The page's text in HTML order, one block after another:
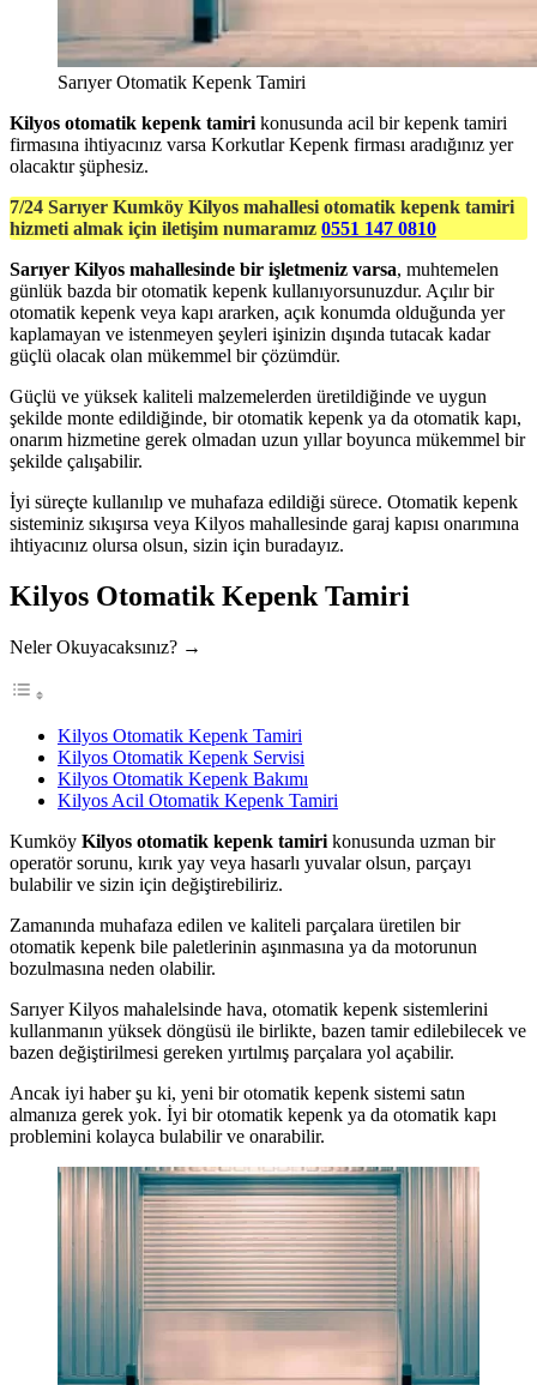
Sarıyer Otomatik Kepenk Tamiri
Kilyos otomatik kepenk tamiri konusunda acil bir kepenk tamiri
firmasına ihtiyacınız varsa Korkutlar Kepenk firması aradığınız yer
olacaktır şüphesiz.
7/24 Sarıyer Kumköy Kilyos mahallesi otomatik kepenk tamiri
hizmeti almak için iletişim numaramız 0551 147 0810
Sarıyer Kilyos mahallesinde bir işletmeniz varsa, muhtemelen
günlük bazda bir otomatik kepenk kullanıyorsunuzdur. Açılır bir
otomatik kepenk veya kapı ararken, açık konumda olduğunda yer
kaplamayan ve istenmeyen şeyleri işinizin dışında tutacak kadar
güçlü olacak olan mükemmel bir çözümdür.
Güçlü ve yüksek kaliteli malzemelerden üretildiğinde ve uygun
şekilde monte edildiğinde, bir otomatik kepenk ya da otomatik kapı,
onarım hizmetine gerek olmadan uzun yıllar boyunca mükemmel bir
şekilde çalışabilir.
İyi süreçte kullanılıp ve muhafaza edildiği sürece. Otomatik kepenk
sisteminiz sıkışırsa veya Kilyos mahallesinde garaj kapısı onarımına
ihtiyacınız olursa olsun, sizin için buradayız.
Kilyos Otomatik Kepenk Tamiri
Neler Okuyacaksınız? →
Kilyos Otomatik Kepenk Tamiri
Kilyos Otomatik Kepenk Servisi
Kilyos Otomatik Kepenk Bakımı
Kilyos Acil Otomatik Kepenk Tamiri
Kumköy Kilyos otomatik kepenk tamiri konusunda uzman bir
operatör sorunu, kırık yay veya hasarlı yuvalar olsun, parçayı
bulabilir ve sizin için değiştirebiliriz.
Zamanında muhafaza edilen ve kaliteli parçalara üretilen bir
otomatik kepenk bile paletlerinin aşınmasına ya da motorunun
bozulmasına neden olabilir.
Sarıyer Kilyos mahalelsinde hava, otomatik kepenk sistemlerini
kullanmanın yüksek döngüsü ile birlikte, bazen tamir edilebilecek ve
bazen değiştirilmesi gereken yırtılmış parçalara yol açabilir.
Ancak iyi haber şu ki, yeni bir otomatik kepenk sistemi satın
almanıza gerek yok. İyi bir otomatik kepenk ya da otomatik kapı
problemini kolayca bulabilir ve onarabilir.